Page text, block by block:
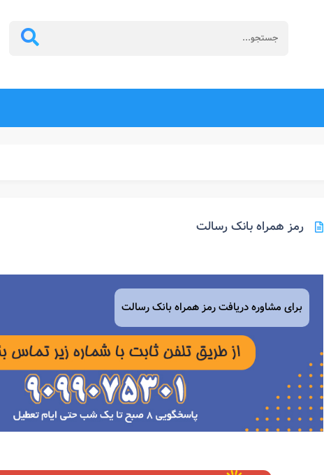
رمز همراه بانک رسالت
برای مشاوره دریافت رمز همراه بانک رسالت